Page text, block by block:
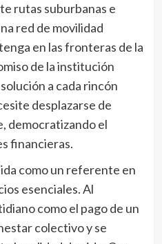
rutas suburbanas e
red de movilidad
en las fronteras de la
de la institución
a cada rincón
desplazarse de
democratizando el
financieras.
como un referente en
esenciales. Al
como el pago de un
colectivo y se